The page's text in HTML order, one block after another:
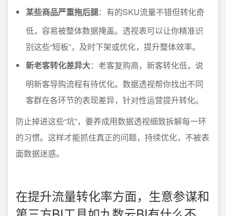
某些商品严重拖后腿：有的SKU流量不错但转化奇
低，容易被整体数据掩盖。透视表可以让你精准识
别这些“短板”，及时下架或优化，提升整体效率。
新老客转化差异大：老客复购高，新客转化低，说
明新客导购流程有待优化。数据透视帮你找出不同
客群在各环节的表现差异，针对性运营提升转化。
防止掉进这些“坑”，要养成用数据透视细致拆解每一环
的习惯。这样才能抓住真正的问题，持续优化，不被表
面数据迷惑。
在提升流量转化率方面，生意参谋和